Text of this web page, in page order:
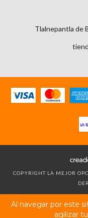
Al navegar por este
agilizar
Tlalnepantla de
COPYRIGHT LA MEJOR